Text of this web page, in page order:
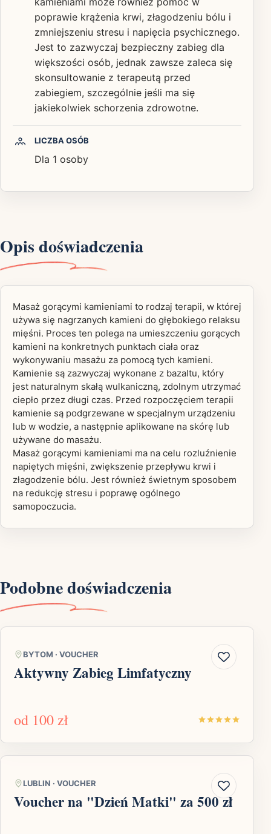
poprawie krążenia krwi, złagodzeniu bólu i
zmniejszeniu stresu i napięcia psychicznego.
Jest to zazwyczaj bezpieczny zabieg dla
większości osób, jednak zawsze zaleca się
skonsultowanie z terapeutą przed
zabiegiem, szczególnie jeśli ma się
jakiekolwiek schorzenia zdrowotne.
LICZBA OSÓB
Dla 1 osoby
Opis doświadczenia
Masaż gorącymi kamieniami to rodzaj terapii, w której
używa się nagrzanych kamieni do głębokiego relaksu
mięśni. Proces ten polega na umieszczeniu gorących
kamieni na konkretnych punktach ciała oraz
wykonywaniu masażu za pomocą tych kamieni.
Kamienie są zazwyczaj wykonane z bazaltu, który
jest naturalnym skałą wulkaniczną, zdolnym utrzymać
ciepło przez długi czas. Przed rozpoczęciem terapii
kamienie są podgrzewane w specjalnym urządzeniu
lub w wodzie, a następnie aplikowane na skórę lub
używane do masażu.
Masaż gorącymi kamieniami ma na celu rozluźnienie
napiętych mięśni, zwiększenie przepływu krwi i
złagodzenie bólu. Jest również świetnym sposobem
na redukcję stresu i poprawę ogólnego
samopoczucia.
Podobne doświadczenia
BYTOM · VOUCHER
Aktywny Zabieg Limfatyczny
od 100 zł
LUBLIN · VOUCHER
Voucher na "Dzień Matki" za 500 zł